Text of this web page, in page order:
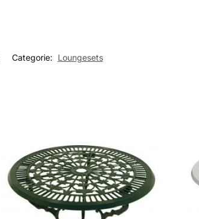
Categorie: Loungesets